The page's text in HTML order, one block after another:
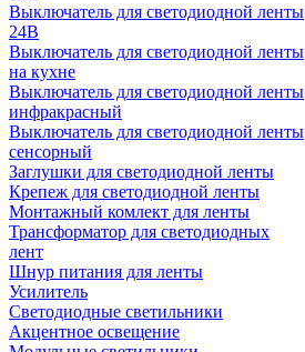
Выключатель для светодиодной ленты
24В
Выключатель для светодиодной ленты
на кухне
Выключатель для светодиодной ленты
инфракрасный
Выключатель для светодиодной ленты
сенсорный
Заглушки для светодиодной ленты
Крепеж для светодиодной ленты
Монтажный комлект для ленты
Трансформатор для светодиодных
лент
Шнур питания для ленты
Усилитель
Светодиодные светильники
Акцентное освещение